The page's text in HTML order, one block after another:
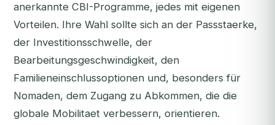
anerkannte CBI-Programme, jedes mit eigenen
Vorteilen. Ihre Wahl sollte sich an der Passstaerke,
der Investitionsschwelle, der
Bearbeitungsgeschwindigkeit, den
Familieneinschlussoptionen und, besonders für
Nomaden, dem Zugang zu Abkommen, die die
globale Mobilitaet verbessern, orientieren.